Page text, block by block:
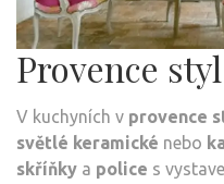
Provence
V kuchyních v provence
světlé keramické nebo
skříňky a police s